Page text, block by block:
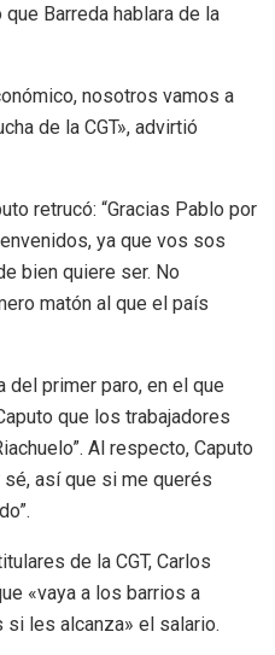
Barreda hablara de la
nosotros vamos a
de la CGT», advirtió
retrucó: “Gracias Pablo por
ya que vos sos
bien quiere ser. No
matón al que el país
del primer paro, en el que
que los trabajadores
Al respecto, Caputo
sé, así que si me querés
de la CGT, Carlos
«vaya a los barrios a
les alcanza» el salario.